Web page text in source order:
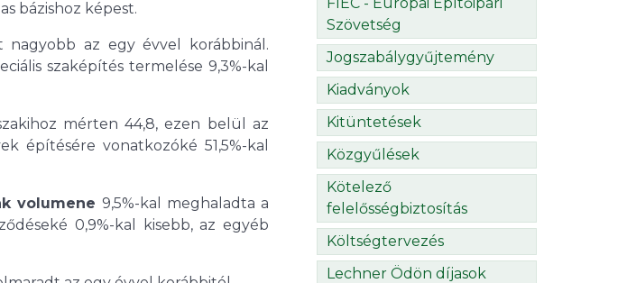
bázishoz képest.
az egy évvel korábbinál.
szaképítés termelése 9,3%-kal
mérten 44,8, ezen belül az
építésére vonatkozóké 51,5%-kal
volumene 9,5%-kal meghaladta a
0,9%-kal kisebb, az egyéb
FIEC - Európai Építőipari
Szövetség
Jogszabálygyűjtemény
Kiadványok
Kitüntetések
Közgyűlések
Kötelező
felelősségbiztosítás
Költségtervezés
Lechner Ödön díjasok